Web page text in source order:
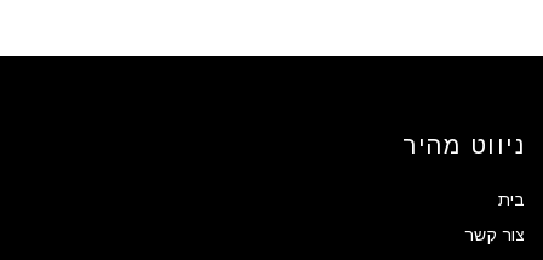
ניווט מהיר
בית
צור קשר